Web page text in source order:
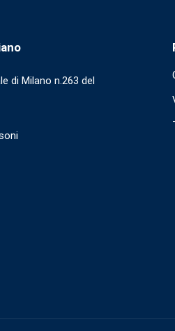
di Milano n.263 del